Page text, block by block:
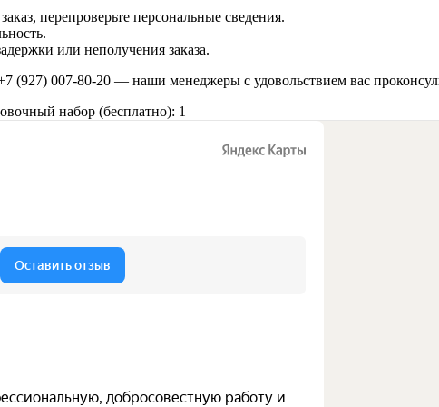
перепроверьте персональные сведения.
или неполучения заказа.
(927) 007-80-20 — наши менеджеры с удовольствием вас
набор (бесплатно): 1